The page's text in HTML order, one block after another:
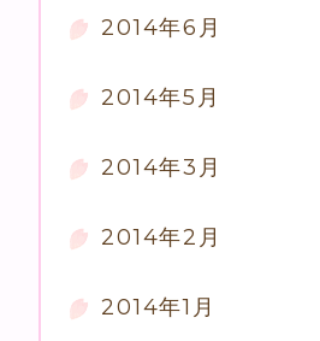
2014年6月
2014年5月
2014年3月
2014年2月
2014年1月